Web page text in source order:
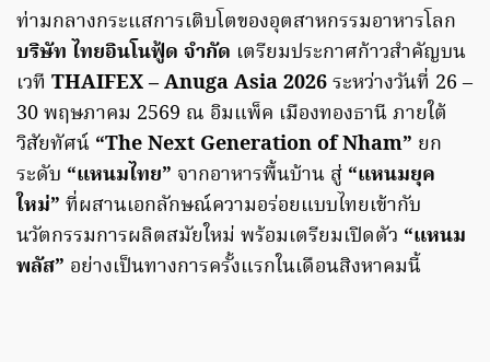
ท่ามกลางกระแสการเติบโตของอุตสาหกรรมอาหารโลก
บริษัท ไทยอินโนฟู้ด จำกัด เตรียมประกาศก้าวสำคัญบน
เวที THAIFEX – Anuga Asia 2026ระหว่างวันที่ 26 –
30 พฤษภาคม 2569 ณ อิมแพ็ค เมืองทองธานี ภายใต้
วิสัยทัศน์ “The Next Generation of Nham” ยก
ระดับ “แหนมไทย” จากอาหารพื้นบ้าน สู่ “แหนมยุค
ใหม่” ที่ผสานเอกลักษณ์ความอร่อยแบบไทยเข้ากับ
นวัตกรรมการผลิตสมัยใหม่ พร้อมเตรียมเปิดตัว “แหนม
พลัส” อย่างเป็นทางการครั้งแรกในเดือนสิงหาคมนี้